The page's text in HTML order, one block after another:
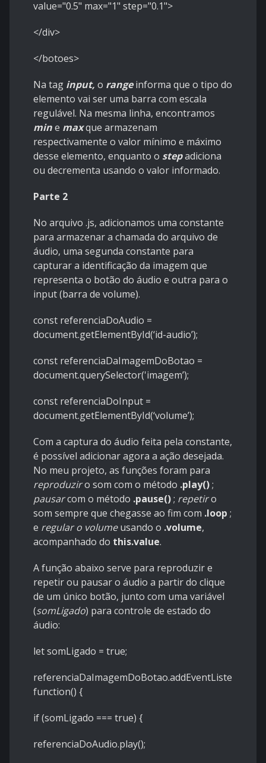
value="0.5" max="1" step="0.1">
</div>
</botoes>
Na tag input, o rangeinforma que o tipo do
elemento vai ser uma barra com escala
regulável. Na mesma linha, encontramos
mine maxque armazenam
respectivamente o valor mínimo e máximo
desse elemento, enquanto o stepadiciona
ou decrementa usando o valor informado.
Parte 2
No arquivo .js, adicionamos uma constante
para armazenar a chamada do arquivo de
áudio, uma segunda constante para
capturar a identificação da imagem que
representa o botão do áudio e outra para o
input (barra de volume).
const referenciaDoAudio =
document.getElementById(‘id-audio’);
const referenciaDaImagemDoBotao =
document.querySelector('imagem’);
const referenciaDoInput =
document.getElementById(‘volume’);
Com a captura do áudio feita pela constante,
é possível adicionar agora a ação desejada.
No meu projeto, as funções foram para
reproduziro som com o método .play();
pausarcom o método .pause(); repetiro
som sempre que chegasse ao fim com .loop ;
e regular o volumeusando o .volume,
acompanhado do this.value.
A função abaixo serve para reproduzir e
repetir ou pausar o áudio a partir do clique
de um único botão, junto com uma variável
(somLigado) para controle de estado do
áudio:
let somLigado = true;
function() {
if (somLigado === true) {
referenciaDoAudio.play();